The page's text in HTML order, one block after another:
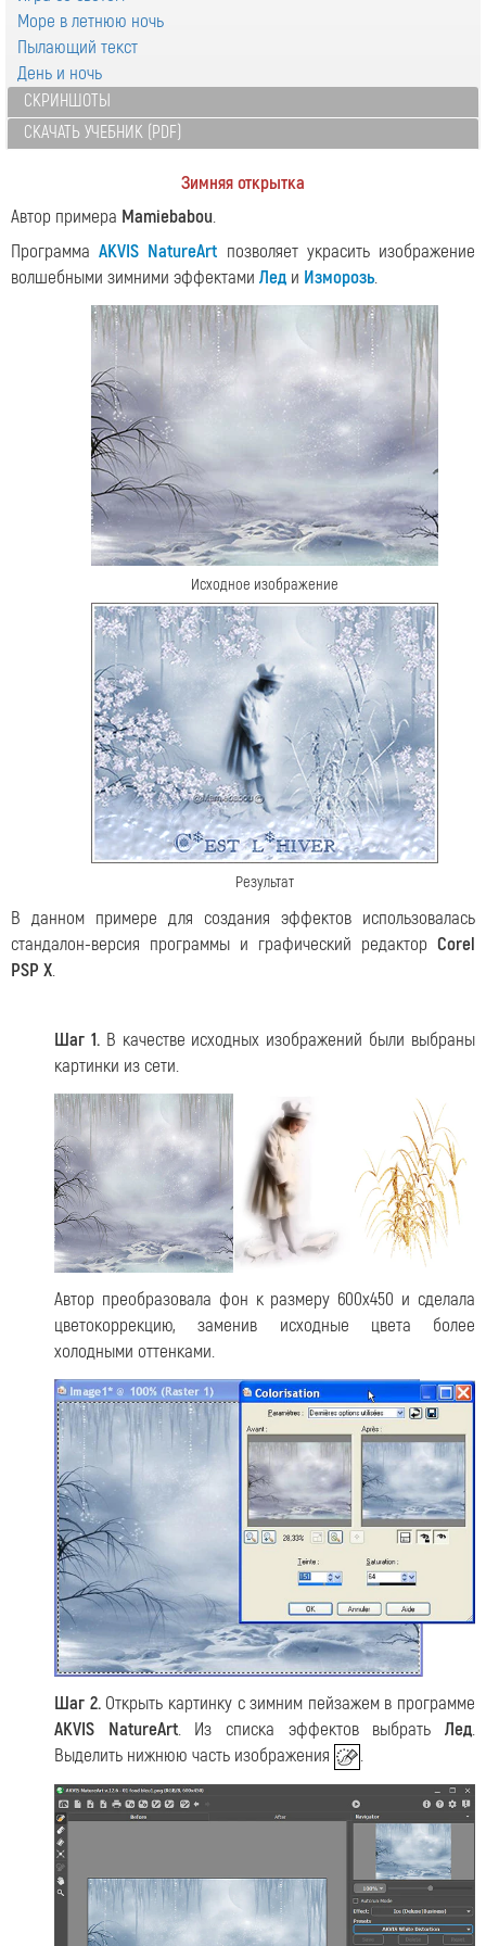
Море в летнюю ночь
Пылающий текст
День и ночь
СКРИНШОТЫ
СКАЧАТЬ УЧЕБНИК (PDF)
Зимняя открытка
Автор примера Mamiebabou.
ПрограммаAKVIS NatureArt позволяет украсить изображение
волшебными зимними эффектами Лед и Изморозь.
Исходное изображение
Результат
В данном примере для создания эффектов использовалась
стандалон-версия программы и графический редактор Corel
PSP X.
Шаг 1.В качестве исходных изображений были выбраны
картинки из сети.
Автор преобразовала фон к размеру 600x450 и сделала
цветокоррекцию, заменив исходные цвета более
холодными оттенками.
Шаг 2.Открыть картинку с зимним пейзажем в программе
AKVIS NatureArt. Из списка эффектов выбратьЛед.
Выделить нижнюю часть изображения
.